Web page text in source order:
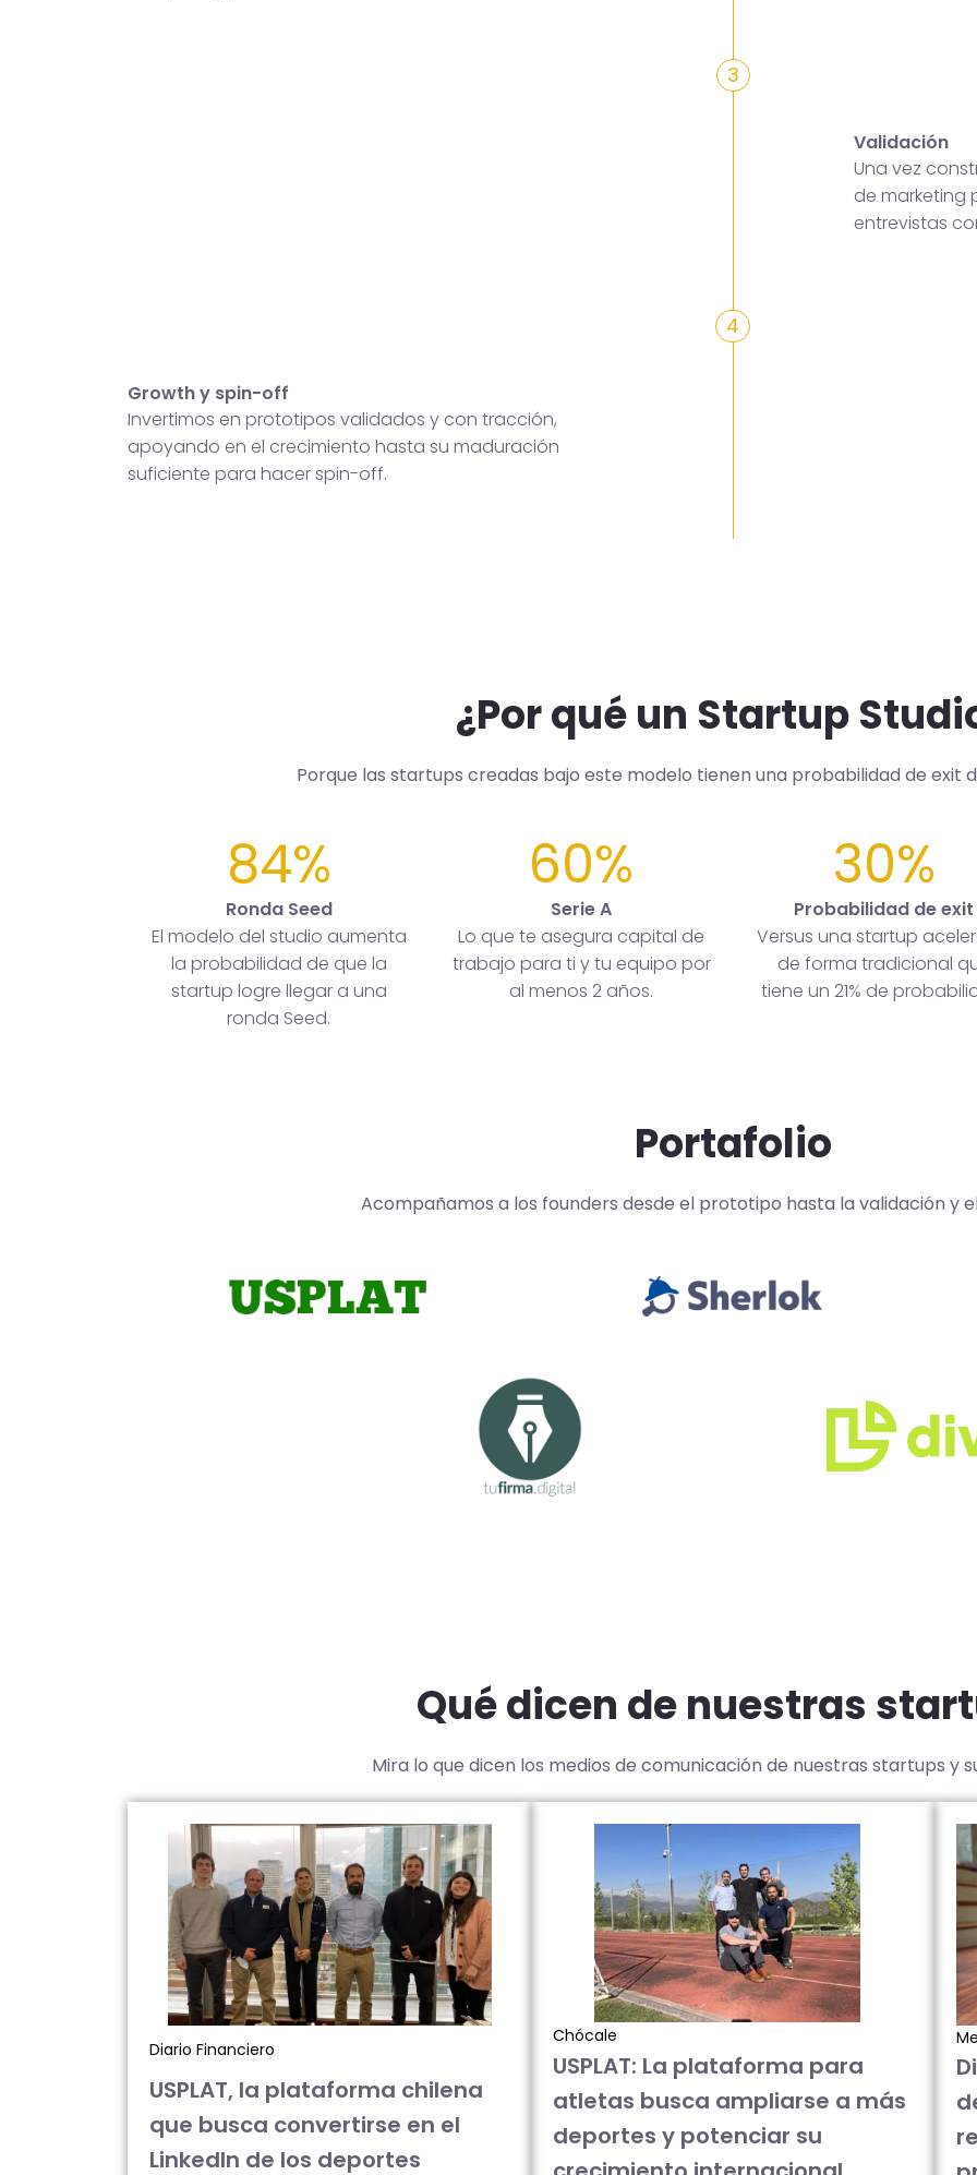
3
Validación
Una vez
de marketing
entrevistas
Growth y spin-off
Invertimos en prototipos validados y con tracción,
apoyando en el crecimiento hasta su maduración
suficiente para hacer spin-off.
4
¿Por qué un Startup
Porque las startups creadas bajo este modelo tienen una probabilidad de exit
84%
Ronda Seed
El modelo del studio aumenta
la probabilidad de que la
startup logre llegar a una
ronda Seed.
60%
Serie A
Lo que te asegura capital de
trabajo para ti y tu equipo por
al menos 2 años.
30%
Probabilidad de exit
Versus una startup
de forma tradicional
tiene un 21% de
Portafolio
Acompañamos a los founders desde el prototipo hasta la validación y
Qué dicen de nuestras
Mira lo que dicen los medios de comunicación de nuestras startups y
Diario Financiero
USPLAT, la plataforma chilena
que busca convertirse en el
LinkedIn de los deportes
Chócale
USPLAT: La plataforma para
atletas busca ampliarse a más
deportes y potenciar su